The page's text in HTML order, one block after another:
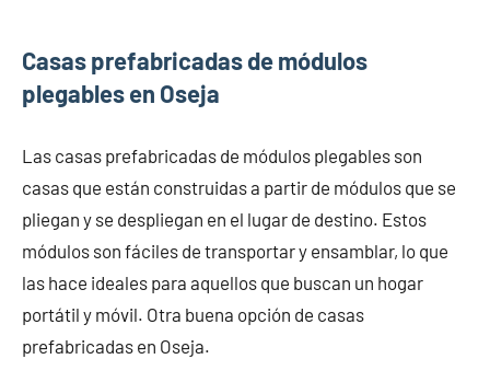
Casas prefabricadas de módulos
plegables en Oseja
Las casas prefabricadas de módulos plegables son
casas que están construidas a partir de módulos que se
pliegan y se despliegan en el lugar de destino. Estos
módulos son fáciles de transportar y ensamblar, lo que
las hace ideales para aquellos que buscan un hogar
portátil y móvil. Otra buena opción de casas
prefabricadas en Oseja.